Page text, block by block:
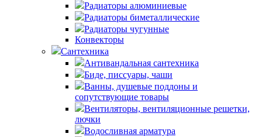
Радиаторы алюминиевые
Радиаторы биметаллические
Радиаторы чугунные
Конвекторы
Сантехника
Антивандальная сантехника
Биде, писсуары, чаши
Ванны, душевые поддоны и
сопутствующие товары
Вентиляторы, вентиляционные решетки,
лючки
Водосливная арматура